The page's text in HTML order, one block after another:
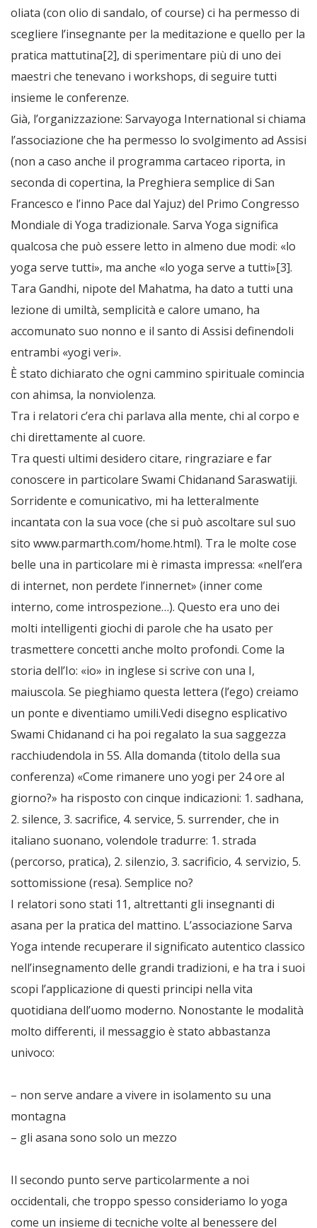
oliata (con olio di sandalo, of course) ci ha permesso di
scegliere l’insegnante per la meditazione e quello per la
pratica mattutina[2], di sperimentare più di uno dei
maestri che tenevano i workshops, di seguire tutti
insieme le conferenze.
Già, l’organizzazione: Sarvayoga International si chiama
l’associazione che ha permesso lo svolgimento ad Assisi
(non a caso anche il programma cartaceo riporta, in
seconda di copertina, la Preghiera semplice di San
Francesco e l’inno Pace dal Yajuz) del Primo Congresso
Mondiale di Yoga tradizionale. Sarva Yoga significa
qualcosa che può essere letto in almeno due modi: «lo
yoga serve tutti», ma anche «lo yoga serve a tutti»[3].
Tara Gandhi, nipote del Mahatma, ha dato a tutti una
lezione di umiltà, semplicità e calore umano, ha
accomunato suo nonno e il santo di Assisi definendoli
entrambi «yogi veri».
È stato dichiarato che ogni cammino spirituale comincia
con ahimsa, la nonviolenza.
Tra i relatori c’era chi parlava alla mente, chi al corpo e
chi direttamente al cuore.
Tra questi ultimi desidero citare, ringraziare e far
conoscere in particolare Swami Chidanand Saraswatiji.
Sorridente e comunicativo, mi ha letteralmente
incantata con la sua voce (che si può ascoltare sul suo
sito www.parmarth.com/home.html). Tra le molte cose
belle una in particolare mi è rimasta impressa: «nell’era
di internet, non perdete l’innernet» (inner come
interno, come introspezione…). Questo era uno dei
molti intelligenti giochi di parole che ha usato per
trasmettere concetti anche molto profondi. Come la
storia dell’Io: «io» in inglese si scrive con una I,
maiuscola. Se pieghiamo questa lettera (l’ego) creiamo
un ponte e diventiamo umili.Vedi disegno esplicativo
Swami Chidanand ci ha poi regalato la sua saggezza
racchiudendola in 5S. Alla domanda (titolo della sua
conferenza) «Come rimanere uno yogi per 24 ore al
giorno?» ha risposto con cinque indicazioni: 1. sadhana,
2. silence, 3. sacrifice, 4. service, 5. surrender, che in
italiano suonano, volendole tradurre: 1. strada
(percorso, pratica), 2. silenzio, 3. sacrificio, 4. servizio, 5.
sottomissione (resa). Semplice no?
I relatori sono stati 11, altrettanti gli insegnanti di
asana per la pratica del mattino. L’associazione Sarva
Yoga intende recuperare il significato autentico classico
nell’insegnamento delle grandi tradizioni, e ha tra i suoi
scopi l’applicazione di questi principi nella vita
quotidiana dell’uomo moderno. Nonostante le modalità
molto differenti, il messaggio è stato abbastanza
univoco:
– non serve andare a vivere in isolamento su una
montagna
– gli asana sono solo un mezzo
Il secondo punto serve particolarmente a noi
occidentali, che troppo spesso consideriamo lo yoga
come un insieme di tecniche volte al benessere del